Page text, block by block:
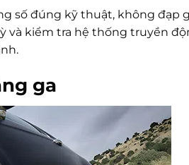
số đúng kỹ thuật, không đạp
và kiểm tra hệ thống truyền
ga